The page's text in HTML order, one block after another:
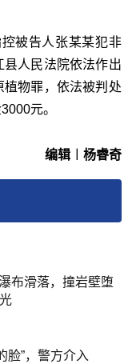
被告人张某某犯非
人民法院依法作出
物罪，依法被判处
元。
编辑︱杨睿奇
布滑落，撞岩壁堕
脸”，警方介入